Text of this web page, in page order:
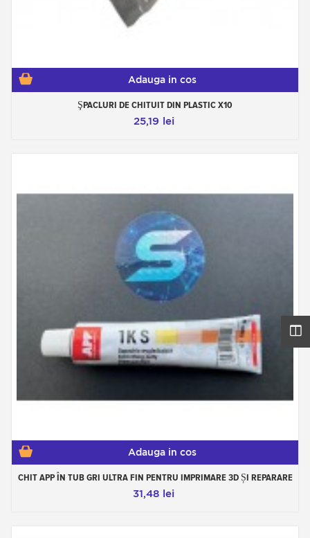
Adauga in cos
ŞPACLURI DE CHITUIT DIN PLASTIC X10
25,19 lei
Adauga in cos
CHIT APP ÎN TUB GRI ULTRA FIN PENTRU IMPRIMARE 3D ȘI REPARARE
31,48 lei